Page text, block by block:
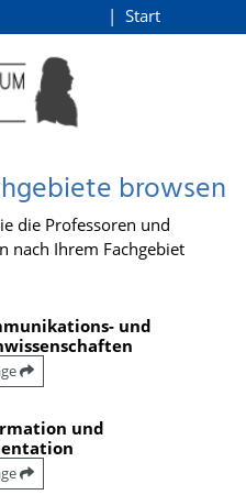
Start
browsen
die Professoren und
nach Ihrem Fachgebiet
und
und